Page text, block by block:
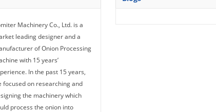
Machinery Co., Ltd. is a
leading designer and a
of Onion Processing
with 15 years’
In the past 15 years,
focused on researching and
the machinery which
process the onion into